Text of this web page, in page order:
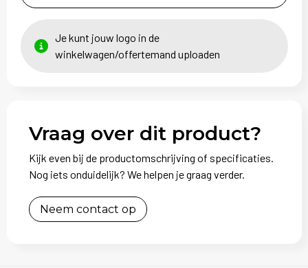
Je kunt jouw logo in de
winkelwagen/offertemand uploaden
Vraag over dit product?
Kijk even bij de productomschrijving of specificaties.
Nog iets onduidelijk? We helpen je graag verder.
Neem contact op